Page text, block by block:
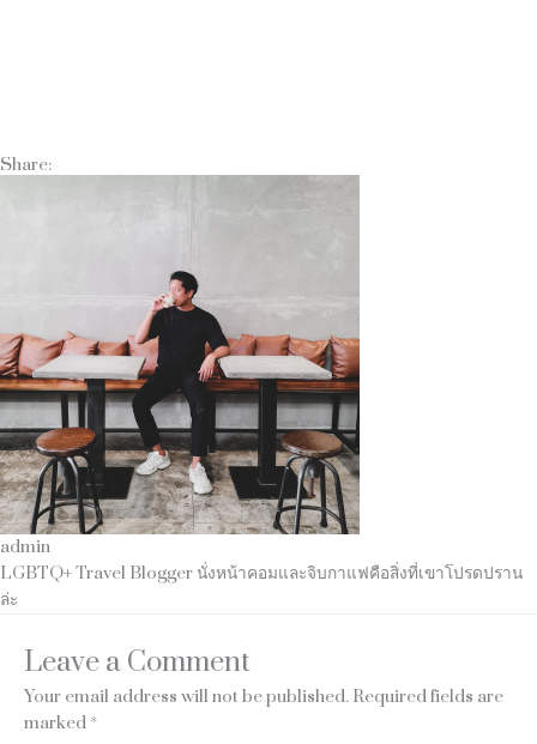
Share:
admin
LGBTQ+ Travel Blogger นั่งหน้าคอมและจิบกาแฟคือสิ่งที่เขาโปรดปราน
ล่ะ
Leave a Comment
Your email address will not be published. Required fields are
marked *